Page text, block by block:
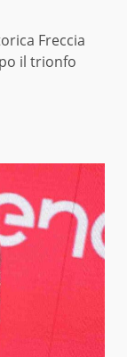
Freccia
il trionfo